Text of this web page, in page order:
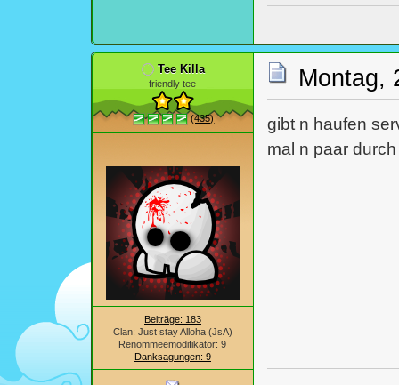
Tee Killa
friendly tee
(435)
Beiträge: 183
Clan: Just stay Alloha (JsA)
Renommeemodifikator: 9
Danksagungen: 9
Montag,
gibt n haufen
mal n paar